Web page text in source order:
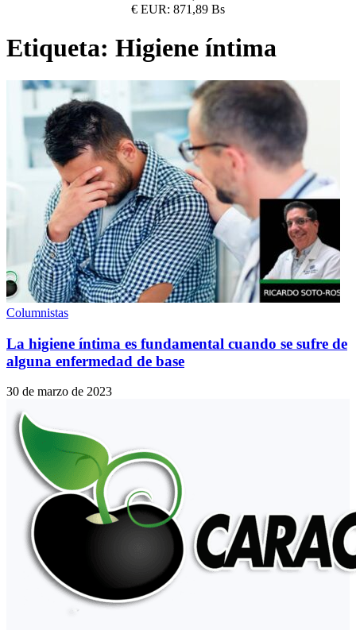
€ EUR: 871,89 Bs
Etiqueta: Higiene íntima
Columnistas
La higiene íntima es fundamental cuando se sufre de
alguna enfermedad de base
30 de marzo de 2023